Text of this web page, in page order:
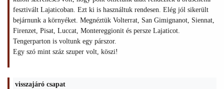
fesztivált Lajaticoban. Ezt ki is használtuk rendesen. Elég jól sikerült
bejárnunk a környéket. Megnéztük Volterrat, San Gimignanot, Siennat,
Firenzet, Pisat, Luccat, Montereggionit és persze Lajaticot.
Tengerparton is voltunk egy párszor.
Egy szó mint száz szuper volt, köszi!
visszajáró csapat